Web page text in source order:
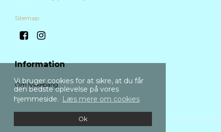
Vi bruger cookies for at sikre, at du får
den bedste oplevelse på vores
hjemmeside. Læs mere om cookies
Ok
Sitemap
Information
Om lykkebang